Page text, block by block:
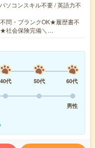
ソコンスキル不要 / 英語力不
問・ブランクOK★履歴書不
★社会保険完備＼…
40代 50代
60代
男性